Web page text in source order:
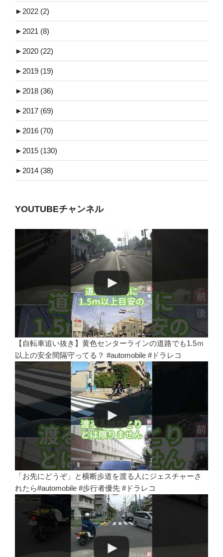
► 2022 (2)
► 2021 (8)
► 2020 (22)
► 2019 (19)
► 2018 (36)
► 2017 (69)
► 2016 (70)
► 2015 (130)
► 2014 (38)
YOUTUBEチャンネル
【自転車追い抜き】黄色センターラインの道路でも1.5ｍ
以上の安全間隔守ってる？ #automobile #ドラレコ
「お先にどうぞ」と横断歩道を渡る人にジェスチャーさ
れたら#automobile #歩行者優先 #ドラレコ